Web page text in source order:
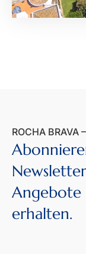
ROCHA BRAVA
Angebote
erhalten.